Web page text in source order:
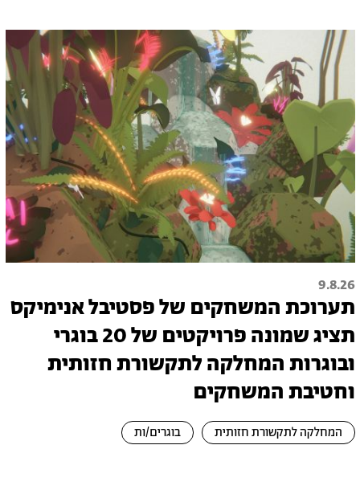
9.8.26
תערוכת המשחקים של פסטיבל אנימיקס
תציג שמונה פרויקטים של 20 בוגרי
ובוגרות המחלקה לתקשורת חזותית
וחטיבת המשחקים
המחלקה לתקשורת חזותית בוגרים/ות